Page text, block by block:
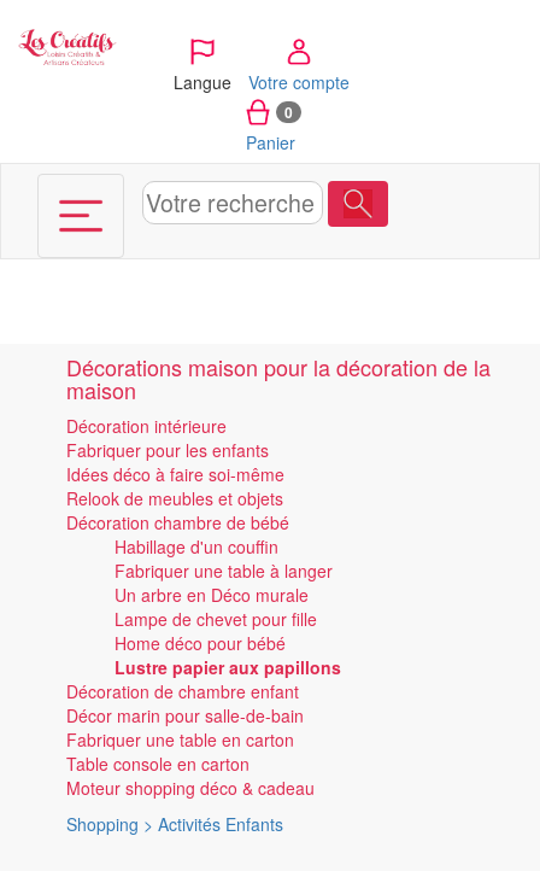
Langue Votre compte
0
Panier
Décorations maison pour la décoration de la
maison
Décoration intérieure
Fabriquer pour les enfants
Idées déco à faire soi-même
Relook de meubles et objets
Décoration chambre de bébé
Habillage d'un couffin
Fabriquer une table à langer
Un arbre en Déco murale
Lampe de chevet pour fille
Home déco pour bébé
Lustre papier aux papillons
Décoration de chambre enfant
Décor marin pour salle-de-bain
Fabriquer une table en carton
Table console en carton
Moteur shopping déco & cadeau
Shopping > Activités Enfants